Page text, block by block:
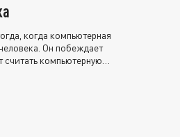
когда компьютерная
Он побеждает
считать компьютерную